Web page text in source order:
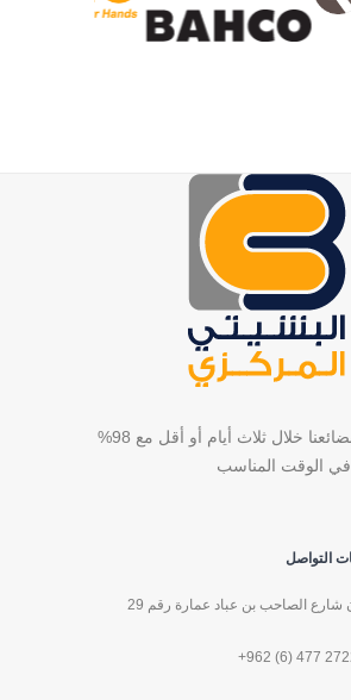
نقوم بشحن بضائعنا خلال ثلاث أيام أو أقل مع 98%
الوقت المناسب
التواصل
شارع الصاحب بن عباد عمارة رقم 29
+962 (6) 477